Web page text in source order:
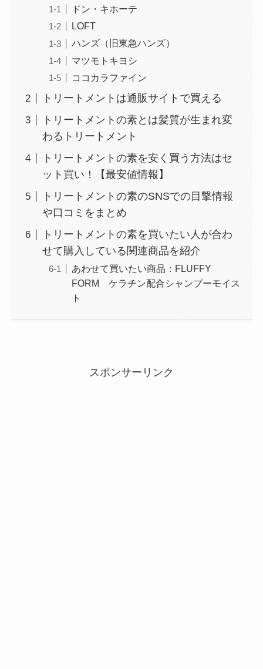
ドン・キホーテ
LOFT
ハンズ（旧東急ハンズ）
マツモトキヨシ
ココカラファイン
トリートメントは通販サイトで買える
トリートメントの素とは髪質が生まれ変
わるトリートメント
トリートメントの素を安く買う方法はセ
ット買い！【最安値情報】
トリートメントの素のSNSでの目撃情報
や口コミをまとめ
トリートメントの素を買いたい人が合わ
せて購入している関連商品を紹介
あわせて買いたい商品：FLUFFY
FORM ケラチン配合シャンプーモイス
ト
スポンサーリンク